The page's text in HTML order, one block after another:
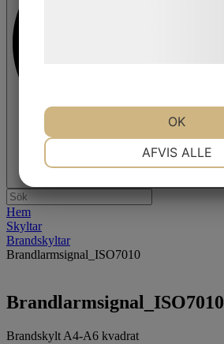
Hem
Skyltar
Brandskyltar
Brandlarmsignal_ISO7010
Brandlarmsignal_ISO7010
Brandskylt A4-A6 kvadrat
AFVIS ALLE
OK